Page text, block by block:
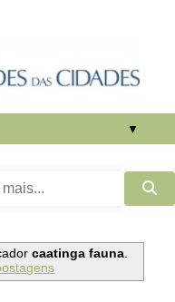
▼
caatinga fauna.